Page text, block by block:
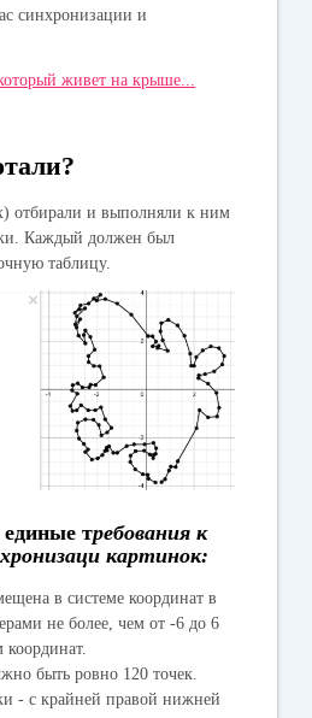
синхронизации и
живет на крыше...
отбирали и выполняли к ним
Каждый должен был
таблицу.
единые требования к
картинок:
в системе координат в
не более, чем от -6 до 6
координат.
быть ровно 120 точек.
- с крайней правой нижней